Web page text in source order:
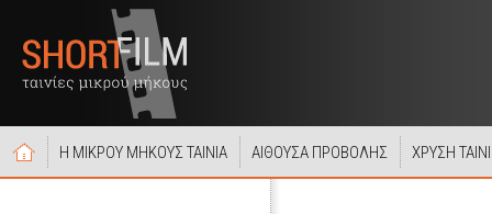
Η ΜΙΚΡΟΥ ΜΗΚΟΥΣ ΤΑΙΝΙΑ ΑΙΘΟΥΣΑ ΠΡΟΒΟΛΗΣ ΧΡΥΣΗ